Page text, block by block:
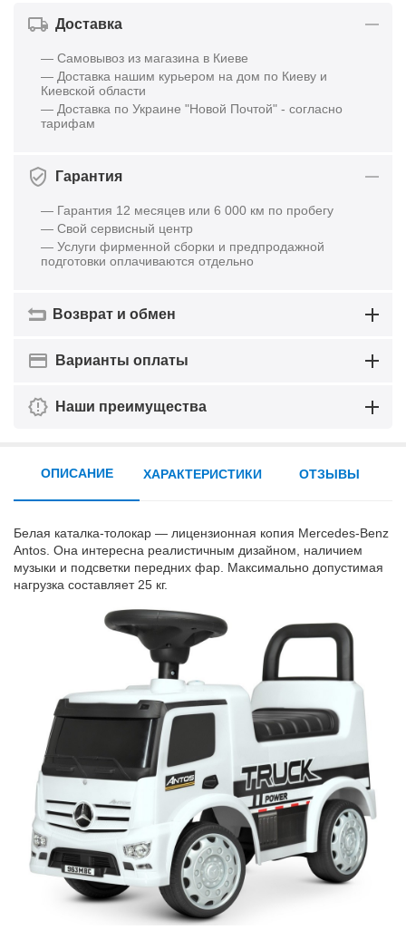
Доставка
— Самовывоз из магазина в Киеве
— Доставка нашим курьером на дом по Киеву и
Киевской области
— Доставка по Украине "Новой Почтой" - согласно
тарифам
Гарантия
— Гарантия 12 месяцев или 6 000 км по пробегу
— Свой сервисный центр
— Услуги фирменной сборки и предпродажной
подготовки оплачиваются отдельно
Возврат и обмен
Варианты оплаты
Наши преимущества
ОПИСАНИЕ
Белая каталка-толокар — лицензионная копия Mercedes-Benz
Antos. Она интересна реалистичным дизайном, наличием
музыки и подсветки передних фар. Максимально допустимая
нагрузка составляет 25 кг.
ХАРАКТЕРИСТИКИ ОТЗЫВЫ